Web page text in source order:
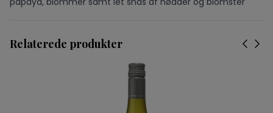
Relaterede produkter